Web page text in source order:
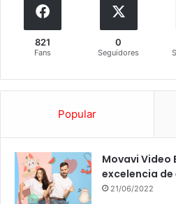
821
Fans
0
Seguidores
Popular
Movavi Video
excelencia
21/06/2022